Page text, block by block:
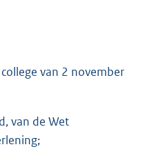
van 2 november
van de Wet